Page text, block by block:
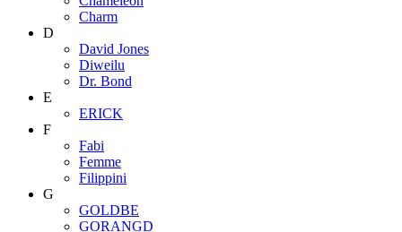
Charm
D
David Jones
Diweilu
Dr. Bond
E
ERICK
F
Fabi
Femme
Filippini
G
GOLDBE
GORANGD